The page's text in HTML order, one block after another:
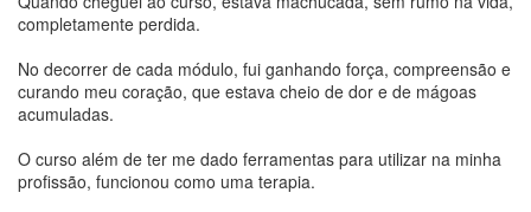
completamente perdida.
No decorrer de cada módulo, fui ganhando força, compreensão e
curando meu coração, que estava cheio de dor e de mágoas
acumuladas.
O curso além de ter me dado ferramentas para utilizar na minha
profissão, funcionou como uma terapia.